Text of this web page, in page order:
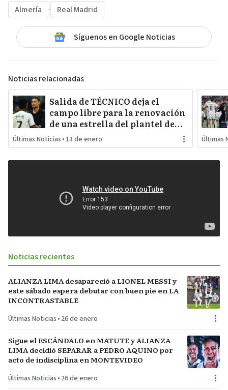
Almería
· Real Madrid
Síguenos en Google Noticias
Noticias relacionadas
Salida de TÉCNICO deja el
campo libre para la renovación
de una estrella del plantel de
REAL MADRID
Últimas Noticias • 13 de enero Últimas
Noticias recientes
ALIANZA LIMA desapareció a LIONEL MESSI y
este sábado espera debutar con buen pie en LA
INCONTRASTABLE
Últimas Noticias • 26 de enero
Sigue el ESCÁNDALO en MATUTE y ALIANZA
LIMA decidió SEPARAR a PEDRO AQUINO por
acto de indisciplina en MONTEVIDEO
Últimas Noticias • 26 de enero